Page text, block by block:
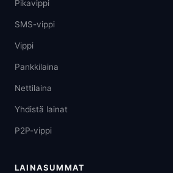
Pikavippi
SMS-vippi
Vippi
Pankkilaina
Nettilaina
Yhdistä lainat
P2P-vippi
LAINASUMMAT